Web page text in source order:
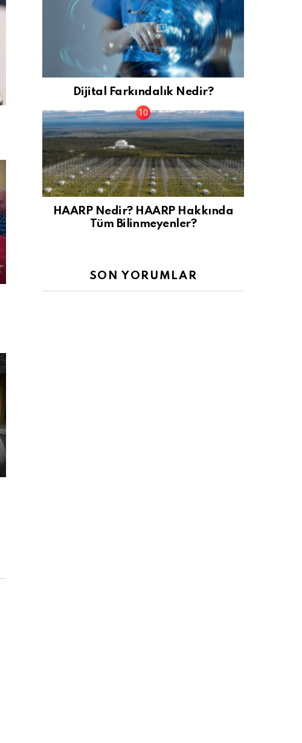
Dijital Farkındalık Nedir?
HAARP Nedir? HAARP Hakkında
Tüm Bilinmeyenler?
SON YORUMLAR